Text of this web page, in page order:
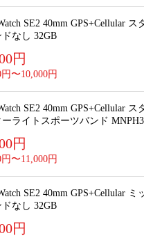
SE2 40mm GPS+Cellular
なし 32GB
円
円〜10,000円
SE2 40mm GPS+Cellular
ライトスポーツバンド
円
円〜11,000円
SE2 40mm GPS+Cellular
なし 32GB
円